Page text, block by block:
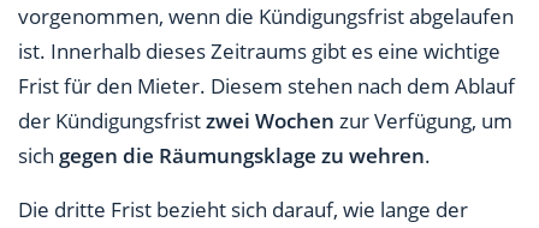
vorgenommen, wenn die Kündigungsfrist abgelaufen
ist. Innerhalb dieses Zeitraums gibt es eine wichtige
Frist für den Mieter. Diesem stehen nach dem Ablauf
der Kündigungsfristzwei Wochen zur Verfügung, um
sich gegen die Räumungsklage zu wehren.
Die dritte Frist bezieht sich darauf, wie lange der